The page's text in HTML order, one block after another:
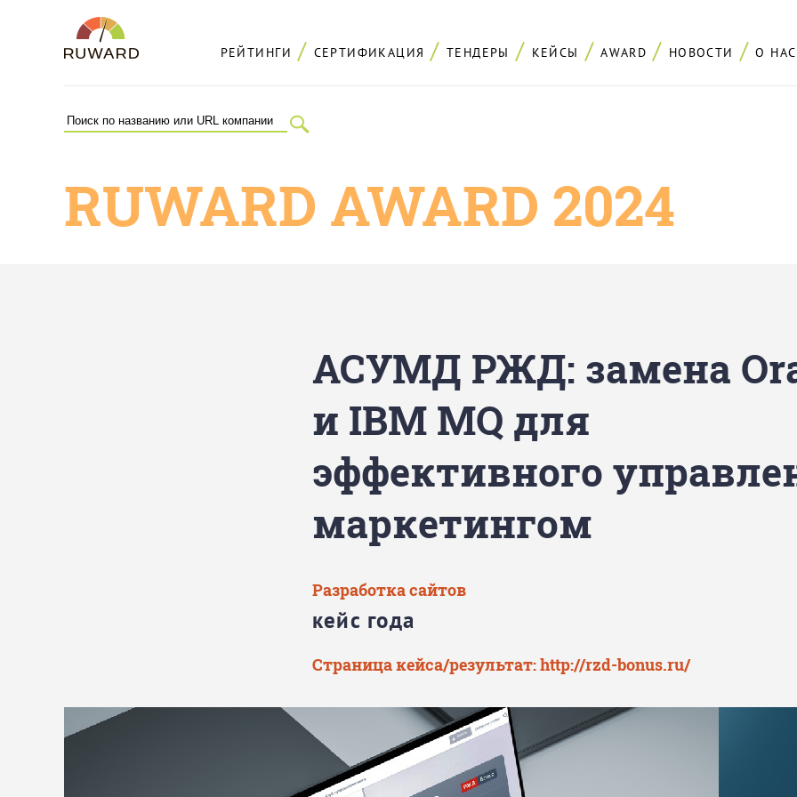
РЕЙТИНГИ СЕРТИФИКАЦИЯ ТЕНДЕРЫ КЕЙСЫ AWARD НОВОСТИ О НАС
RUWARD AWARD 2024
АСУМД РЖД: замена
и IBM MQ для
эффективного
маркетингом
Разработка сайтов
кейс года
Страница кейса/результат:http://rzd-bonus.ru/